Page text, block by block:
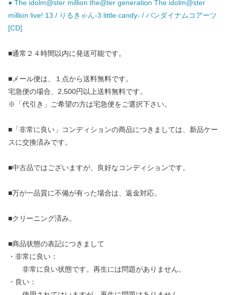
● The idolm@ster million the@ter generation The idolm@ster
million live! 13 / りるきゃん-3 little candy- / バンダイナムコアーツ
[CD]
■通常２４時間以内に発送可能です。
■メール便は、１点から送料無料です。
宅急便の場合、2,500円以上送料無料です。
※「代引き」ご希望の方は宅急便をご選択下さい。
■「非常に良い」コンディションの商品につきましては、新品ケー
スに交換済みです。
■中古品ではございますが、良好なコンディションです。
■万が一品質に不備が有った場合は、返金対応。
■クリーニング済み。
■商品状態の表記につきまして
・非常に良い：
非常に良い状態です。再生には問題がありません。
・良い：